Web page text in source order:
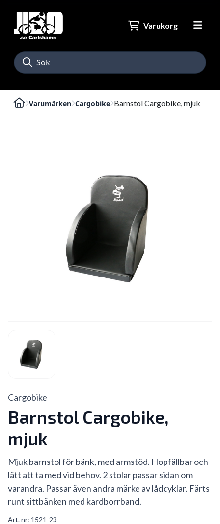
Varukorg
Varumärken Cargobike Barnstol Cargobike, mjuk
Cargobike
Barnstol Cargobike,
mjuk
Mjuk barnstol för bänk, med armstöd. Hopfällbar och
lätt att ta med vid behov. 2 stolar passar sidan om
varandra. Passar även andra märke av lådcyklar. Färts
runt sittbänken med kardborrband.
Art. nr: 1521-23